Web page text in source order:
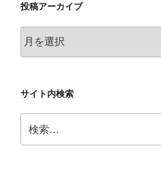
投稿アーカイブ
稿
カ
イ
ブ
サイト内検索
索: